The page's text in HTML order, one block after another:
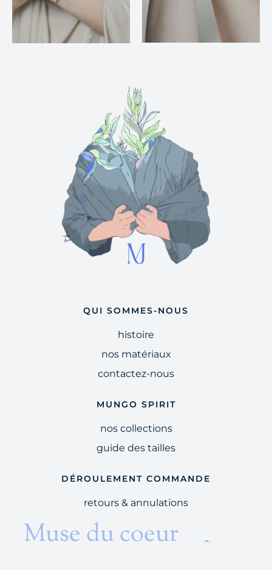
QUI SOMMES-NOUS
histoire
nos matériaux
contactez-nous
MUNGO SPIRIT
nos collections
guide des tailles
DÉROULEMENT COMMANDE
retours & annulations
Muse du coeur
et du temps